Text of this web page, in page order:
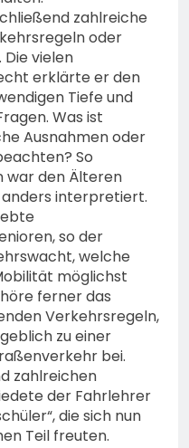
zahlreiche
oder
vielen
erklärte er den
Tiefe und
Was ist
Ausnahmen oder
So
war den Älteren
interpretiert.
so der
welche
möglichst
ferner das
Verkehrsregeln,
zu einer
bei.
zahlreichen
der Fahrlehrer
die sich nun
Teil freuten.